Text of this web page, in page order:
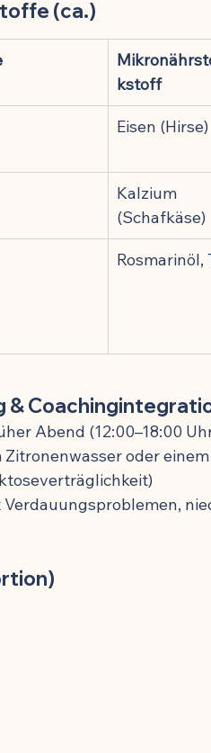
(ca.)
kstoff
Eisen (Hirse)
Kalzium
(Schafkäse)
Rosmarinöl,
&
Abend (12:00–18:00
oder